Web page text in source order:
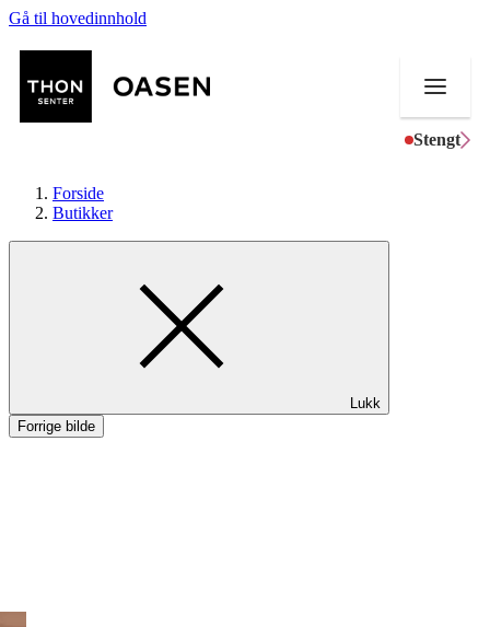
Gå til hovedinnhold
Stengt
Mat og drikke
Aktiviteter
Forside
Butikker
Lukk
Forrige bilde